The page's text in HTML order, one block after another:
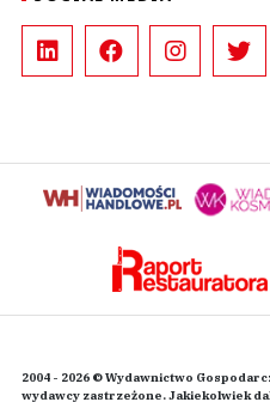
2004 - 2026 © Wydawnictwo
wydawcy zastrzeżone. Jakiekolwiek